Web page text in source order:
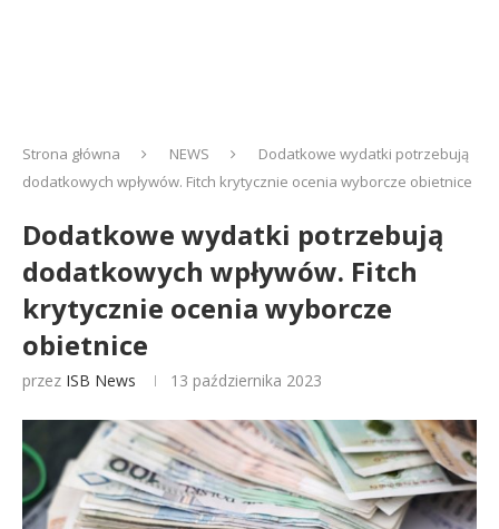
Strona główna NEWS
Dodatkowe wydatki potrzebują
dodatkowych wpływów. Fitch krytycznie ocenia wyborcze obietnice
Dodatkowe wydatki potrzebują
dodatkowych wpływów. Fitch
krytycznie ocenia wyborcze
obietnice
przez ISB News 13 października 2023